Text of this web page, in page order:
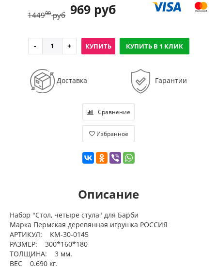
969 руб
144900руб
КУПИТЬ КУПИТЬ В 1 КЛИК
Доставка Гарантии
Сравнение
Избранное
Описание
Набор "Стол, четыре стула" для Барби
Марка Пермская деревянная игрушка РОССИЯ
АРТИКУЛ: КМ-30-0145
РАЗМЕР: 300*160*180
ТОЛЩИНА: 3 мм.
ВЕС 0.690 кг.